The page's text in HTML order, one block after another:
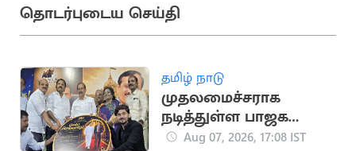
தொடர்புடைய செய்தி
தமிழ் நாடு
முதலமைச்சராக
நடித்துள்ள பாஜக
மூத்த தலைவர்
Aug 07, 2026, 17:08 IST